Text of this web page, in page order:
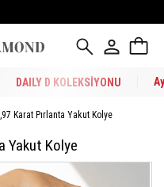
DAILY D KOLEKSİYONU
Karat Pırlanta Yakut Kolye
Yakut Kolye